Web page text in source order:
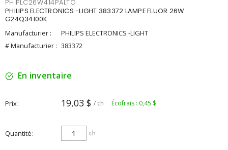
PHIPLC26W414PALTO
PHILIPS ELECTRONICS -LIGHT 383372 LAMPE FLUOR 26W
G24Q34100K
Manufacturier :
PHILIPS ELECTRONICS -LIGHT
# Manufacturier : 383372
En inventaire
Prix 19,03 $ / ch Écofrais : 0,45 $
Quantité ch